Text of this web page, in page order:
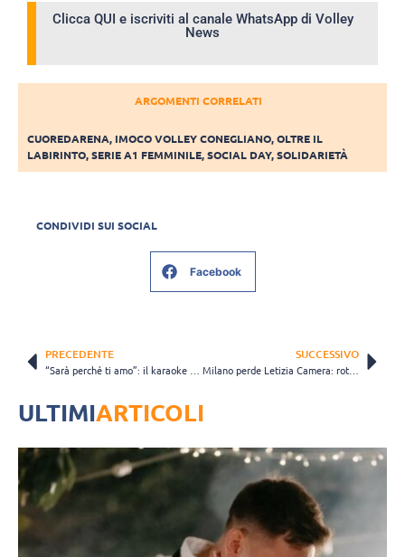
Clicca QUI e iscriviti al canale WhatsApp di Volley
News
ARGOMENTI CORRELATI
CUOREDARENA, IMOCO VOLLEY CONEGLIANO,OLTRE IL
LABIRINTO,SERIE A1 FEMMINILE,SOCIAL DAY,SOLIDARIETÀ
CONDIVIDI SUI SOCIAL
Facebook
PRECEDENTE
“Sarà perché ti amo”: il karaoke delle campionesse di Serie A per Sanremo (VIDEO)
SUCCESSIVO
Milano perde Letizia Camera: rottura del crociato del ginocchio sinistro
ULTIMIARTICOLI